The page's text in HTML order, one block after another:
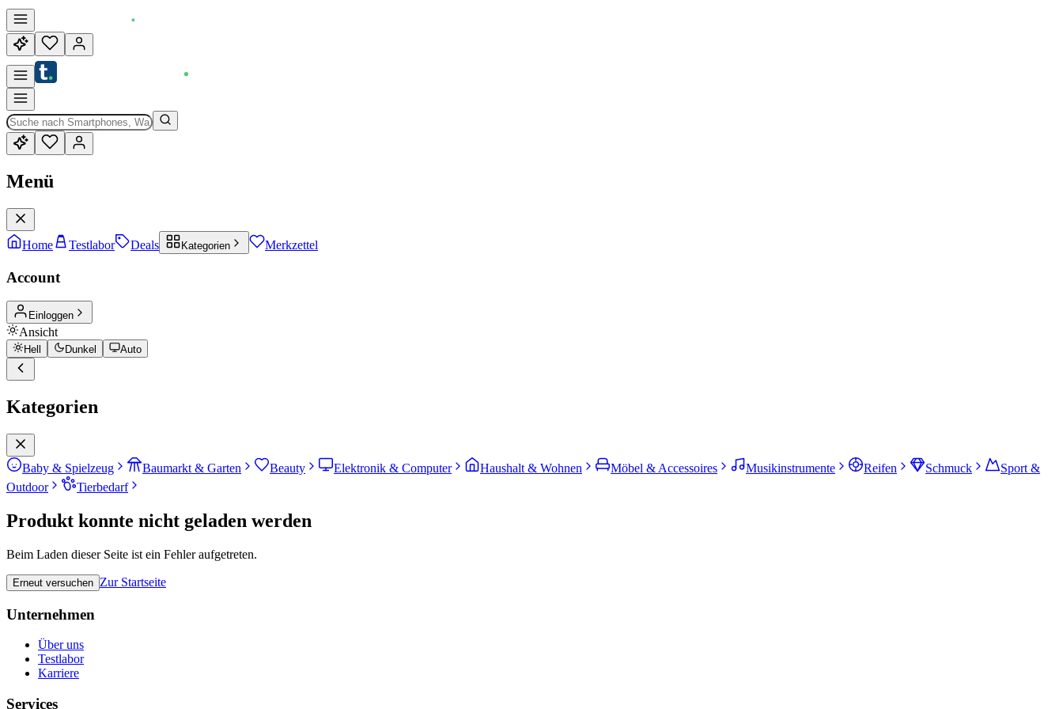
Menü
Home Testlabor Deals Kategorien Merkzettel
Account
Einloggen
Ansicht
Hell Dunkel Auto
Kategorien
Baby & Spielzeug Baumarkt & Garten Beauty Elektronik & Computer Haushalt & Wohnen Möbel & Accessoires Musikinstrumente Reifen Schmuck
Sport &
Outdoor
Tierbedarf
Produkt konnte nicht geladen werden
Beim Laden dieser Seite ist ein Fehler aufgetreten.
Erneut versuchen Zur Startseite
Unternehmen
Über uns
Testlabor
Karriere
Services